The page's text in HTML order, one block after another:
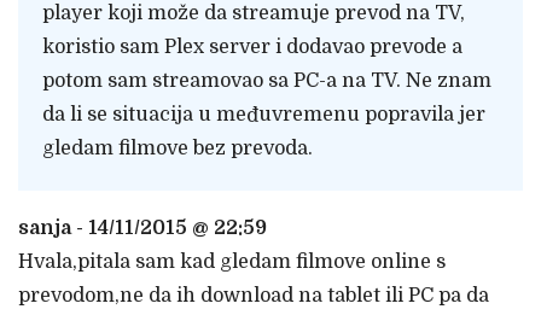
player koji može da streamuje prevod na TV,
koristio sam Plex server i dodavao prevode a
potom sam streamovao sa PC-a na TV. Ne znam
da li se situacija u međuvremenu popravila jer
gledam filmove bez prevoda.
sanja - 14/11/2015 @ 22:59
Hvala,pitala sam kad gledam filmove online s
prevodom,ne da ih download na tablet ili PC pa da